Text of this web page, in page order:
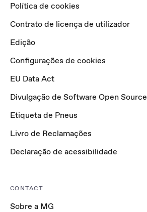
Política de cookies
Contrato de licença de utilizador
Edição
Configurações de cookies
EU Data Act
Divulgação de Software Open Source
Etiqueta de Pneus
Livro de Reclamações
Declaração de acessibilidade
CONTACT
Sobre a MG